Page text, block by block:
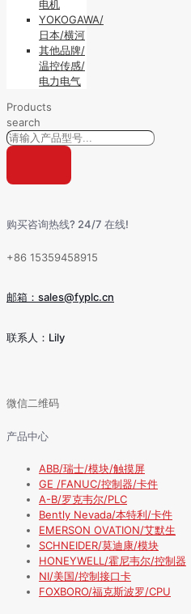
电机
YOKOGAWA/
日本/横河
其他品牌/
温控传感/
电力电气
Products
search
购买咨询热线? 24/7 在线!
+86 15359458915
邮箱：sales@fyplc.cn
联系人：Lily
微信二维码
产品中心
ABB/瑞士/模块/触摸屏
GE /FANUC/控制器/卡件
A-B/罗克韦尔/PLC
Bently Nevada/本特利/卡件
EMERSON OVATION/艾默生
SCHNEIDER/莫迪康/模块
HONEYWELL/霍尼韦尔/控制器
NI/美国/控制接口卡
FOXBORO/福克斯波罗/CPU